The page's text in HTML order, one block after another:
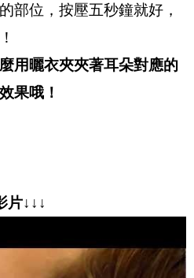
部位，按壓五秒鐘就好，
用曬衣夾夾著耳朵對應的
果哦！
片↓↓↓